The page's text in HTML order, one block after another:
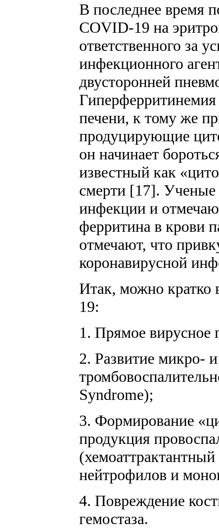
В последнее время
COVID-19 на
ответственного за
инфекционного
двусторонней
печени, к тому же
продуцирующие
он начинает
известный как
смерти [17]. Ученые
инфекции и
ферритина в крови
отмечают, что
коронавирусной
Итак, можно кратко
19:
1. Прямое вирусное
2. Развитие микро-
Syndrome);
3. Формирование
продукция
нейтрофилов и
4. Повреждение
гемостаза.